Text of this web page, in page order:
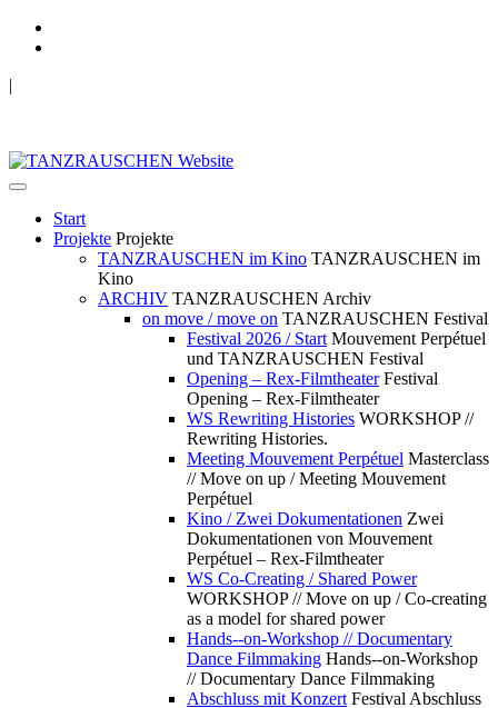
|
Start
Projekte Projekte
TANZRAUSCHEN im Kino TANZRAUSCHEN im
Kino
ARCHIV TANZRAUSCHEN Archiv
on move / move on TANZRAUSCHEN Festival
Festival 2026 / Start Mouvement Perpétuel
und TANZRAUSCHEN Festival
Opening – Rex-Filmtheater Festival
Opening – Rex-Filmtheater
WS Rewriting Histories WORKSHOP //
Rewriting Histories.
Meeting Mouvement Perpétuel Masterclass
// Move on up / Meeting Mouvement
Perpétuel
Kino / Zwei Dokumentationen Zwei
Dokumentationen von Mouvement
Perpétuel – Rex-Filmtheater
WS Co-Creating / Shared Power
WORKSHOP // Move on up / Co-creating
as a model for shared power
Hands--on-Workshop // Documentary
Dance Filmmaking Hands--on-Workshop
// Documentary Dance Filmmaking
Abschluss mit Konzert Festival Abschluss